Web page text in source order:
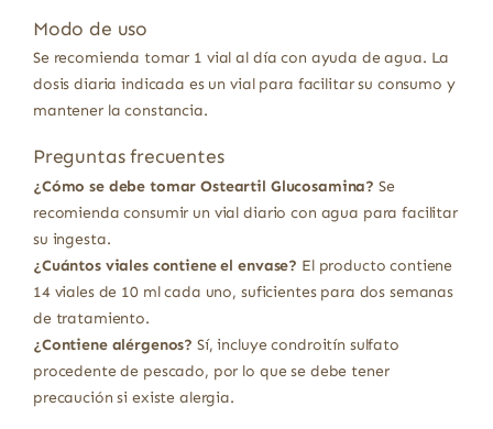
Modo de uso
Se recomienda tomar 1 vial al día con ayuda de agua. La
dosis diaria indicada es un vial para facilitar su consumo y
mantener la constancia.
Preguntas frecuentes
¿Cómo se debe tomar Osteartil Glucosamina? Se
recomienda consumir un vial diario con agua para facilitar
su ingesta.
¿Cuántos viales contiene el envase? El producto contiene
14 viales de 10 ml cada uno, suficientes para dos semanas
de tratamiento.
¿Contiene alérgenos? Sí, incluye condroitín sulfato
procedente de pescado, por lo que se debe tener
precaución si existe alergia.